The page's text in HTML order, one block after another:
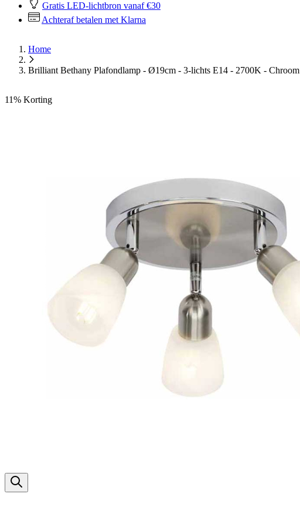
Gratis LED-lichtbron vanaf €30
Achteraf betalen met Klarna
Home
Brilliant Bethany Plafondlamp - Ø19cm - 3-lichts E14 - 2700K - Chroom
11% Korting